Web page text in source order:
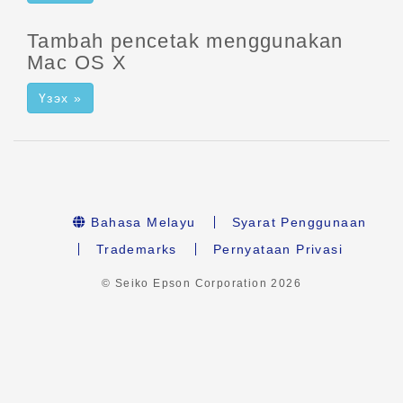
Tambah pencetak menggunakan
Mac OS X
Үзэх »
Bahasa Melayu
Syarat Penggunaan
Trademarks
Pernyataan Privasi
© Seiko Epson Corporation2026